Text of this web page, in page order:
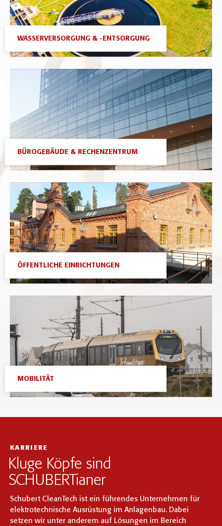
WASSERVERSORGUNG & -ENTSORGUNG
BÜROGEBÄUDE & RECHENZENTRUM
ÖFFENTLICHE EINRICHTUNGEN
MOBILITÄT
KARRIERE
Kluge Köpfe sind
SCHUBERTianer
Schubert CleanTech ist ein führendes Unternehmen für
elektrotechnische Ausrüstung im Anlagenbau. Dabei
setzen wir unter anderem auf Lösungen im Bereich